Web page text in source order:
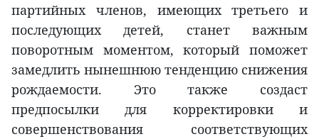
партийных членов, имеющих третьего и
последующих детей, станет важным
поворотным моментом, который поможет
замедлить нынешнюю тенденцию снижения
рождаемости. Это также создаст
предпосылки для корректировки и
совершенствования соответствующих